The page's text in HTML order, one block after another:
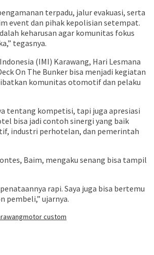
terpadu, jalur evakuasi, serta
event dan pihak kepolisian setempat.
keharusan agar komunitas fokus
tegasnya.
(IMI) Karawang, Hari Lesmana
On The Bunker bisa menjadi kegiatan
komunitas otomotif dan pelaku
tentang kompetisi, tapi juga apresiasi
bisa jadi contoh sinergi yang baik
industri perhotelan, dan pemerintah
Baim, mengaku senang bisa tampil
rapi. Saya juga bisa bertemu
pembeli,” ujarnya.
motor custom